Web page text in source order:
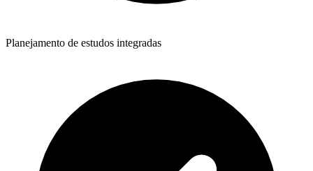
Planejamento de estudos integradas